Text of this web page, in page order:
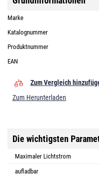
Marke
Katalognummer
Produktnummer
EAN
Zum Vergleich
Zum Herunterladen
Die wichtigsten
Maximaler Lichtstrom
aufladbar